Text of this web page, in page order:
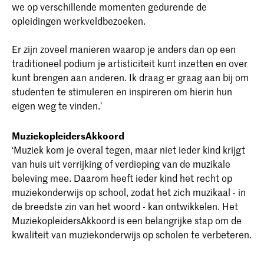
we op verschillende momenten gedurende de
opleidingen werkveldbezoeken.
Er zijn zoveel manieren waarop je anders dan op een
traditioneel podium je artisticiteit kunt inzetten en over
kunt brengen aan anderen. Ik draag er graag aan bij om
studenten te stimuleren en inspireren om hierin hun
eigen weg te vinden.’
MuziekopleidersAkkoord
‘Muziek kom je overal tegen, maar niet ieder kind krijgt
van huis uit verrijking of verdieping van de muzikale
beleving mee. Daarom heeft ieder kind het recht op
muziekonderwijs op school, zodat het zich muzikaal - in
de breedste zin van het woord - kan ontwikkelen. Het
MuziekopleidersAkkoord is een belangrijke stap om de
kwaliteit van muziekonderwijs op scholen te verbeteren.